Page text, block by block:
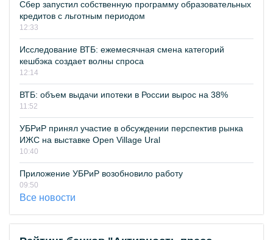
Сбер запустил собственную программу образовательных
кредитов с льготным периодом
12:33
Исследование ВТБ: ежемесячная смена категорий
кешбэка создает волны спроса
12:14
ВТБ: объем выдачи ипотеки в России вырос на 38%
11:52
УБРиР принял участие в обсуждении перспектив рынка
ИЖС на выставке Open Village Ural
10:40
Приложение УБРиР возобновило работу
09:50
Все новости